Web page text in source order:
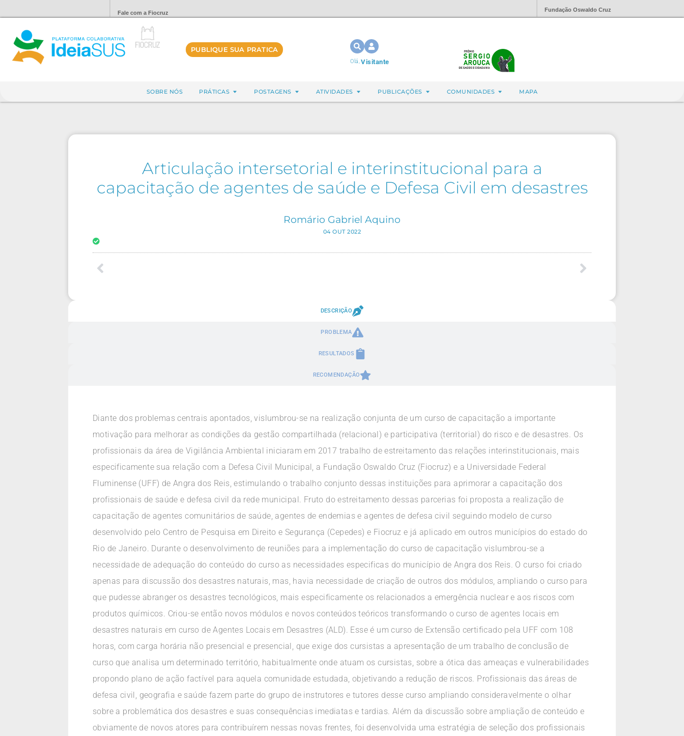
Fale com a Fiocruz Fundação Oswaldo Cruz
PUBLIQUE SUA PRATICA
Olá,Visitante
SOBRE NÓS PRÁTICAS POSTAGENS ATIVIDADES PUBLICAÇÕES COMUNIDADES MAPA
Articulação intersetorial e interinstitucional para a
capacitação de agentes de saúde e Defesa Civil em desastres
Romário Gabriel Aquino
04 OUT 2022
DESCRIÇÃO
PROBLEMA
RESULTADOS
RECOMENDAÇÃO
Diante dos problemas centrais apontados, vislumbrou-se na realização conjunta de um curso de capacitação a importante
motivação para melhorar as condições da gestão compartilhada (relacional) e participativa (territorial) do risco e de desastres. Os
profissionais da área de Vigilância Ambiental iniciaram em 2017 trabalho de estreitamento das relações interinstitucionais, mais
especificamente sua relação com a Defesa Civil Municipal, a Fundação Oswaldo Cruz (Fiocruz) e a Universidade Federal
Fluminense (UFF) de Angra dos Reis, estimulando o trabalho conjunto dessas instituições para aprimorar a capacitação dos
profissionais de saúde e defesa civil da rede municipal. Fruto do estreitamento dessas parcerias foi proposta a realização de
capacitação de agentes comunitários de saúde, agentes de endemias e agentes de defesa civil seguindo modelo de curso
desenvolvido pelo Centro de Pesquisa em Direito e Segurança (Cepedes) e Fiocruz e já aplicado em outros municípios do estado do
Rio de Janeiro. Durante o desenvolvimento de reuniões para a implementação do curso de capacitação vislumbrou-se a
necessidade de adequação do conteúdo do curso as necessidades especificas do município de Angra dos Reis. O curso foi criado
apenas para discussão dos desastres naturais, mas, havia necessidade de criação de outros dos módulos, ampliando o curso para
que pudesse abranger os desastres tecnológicos, mais especificamente os relacionados a emergência nuclear e aos riscos com
produtos químicos. Criou-se então novos módulos e novos conteúdos teóricos transformando o curso de agentes locais em
desastres naturais em curso de Agentes Locais em Desastres (ALD). Esse é um curso de Extensão certificado pela UFF com 108
horas, com carga horária não presencial e presencial, que exige dos cursistas a apresentação de um trabalho de conclusão de
curso que analisa um determinado território, habitualmente onde atuam os cursistas, sobre a ótica das ameaças e vulnerabilidades
propondo plano de ação factível para aquela comunidade estudada, objetivando a redução de riscos. Profissionais das áreas de
defesa civil, geografia e saúde fazem parte do grupo de instrutores e tutores desse curso ampliando consideravelmente o olhar
sobre a problemática dos desastres e suas consequências imediatas e tardias. Além da discussão sobre ampliação de conteúdo e
obviamente de novos atores para contribuírem nessas novas frentes, foi desenvolvida uma estratégia de seleção dos profissionais